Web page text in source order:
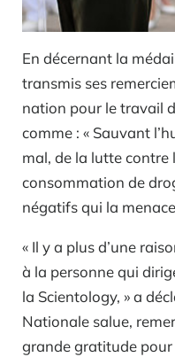
En décernant la
transmis ses
nation pour le travail
comme : « Sauvant
mal, de la lutte contre
consommation de
négatifs qui la
« Il y a plus d’une
à la personne qui
la Scientology, » a
Nationale salue,
grande gratitude